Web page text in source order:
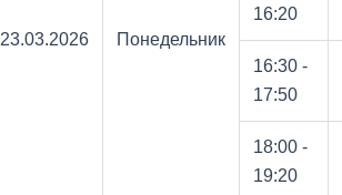
23.03.2026 Понедельник
16:20
16:30 -
17:50
18:00 -
19:20